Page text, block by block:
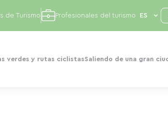
verdes y rutas ciclistasSaliendo de una gran
de Turismo Profesionales del turismo